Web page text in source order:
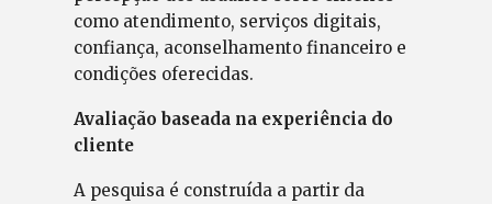
como atendimento, serviços digitais,
confiança, aconselhamento financeiro e
condições oferecidas.
Avaliação baseada na experiência do
cliente
A pesquisa é construída a partir da